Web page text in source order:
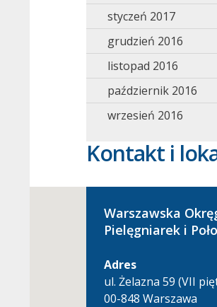
styczeń 2017
grudzień 2016
listopad 2016
październik 2016
wrzesień 2016
Kontakt i
Warszawska
Pielęgniarek i
Adres
ul. Żelazna 59 (VII
00-848 Warszawa